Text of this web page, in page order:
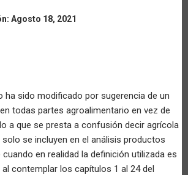
Agosto 18, 2021
ha sido modificado por sugerencia de un
todas partes agroalimentario en vez de
a que se presta a confusión decir agrícola
se incluyen en el análisis productos
en realidad la definición utilizada es
contemplar los capítulos 1 al 24 del